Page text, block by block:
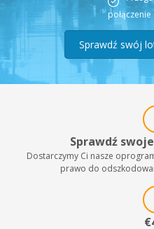
połączenie
Sprawdź swój
Sprawdź
Dostarczymy Ci nasze
prawo do